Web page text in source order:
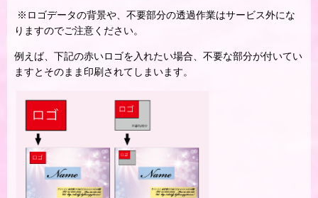
※ロゴデータの背景や、不要部分の透過作業はサービス外にな
りますのでご注意ください。
例えば、下記の赤いロゴを入れたい場合、不要な部分が付いてい
ますとそのまま印刷されてしまいます。